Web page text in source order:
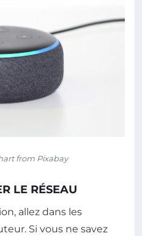
from Pixabay
LE RÉSEAU
allez dans les
Si vous ne savez